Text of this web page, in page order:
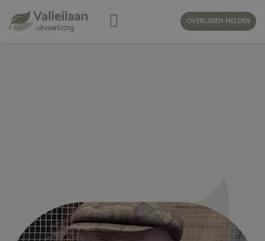
OVERLIJDEN MELDEN